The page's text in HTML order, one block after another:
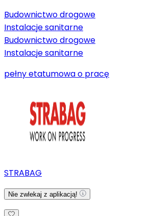
Budownictwo drogowe
Instalacje sanitarne
Budownictwo drogowe
Instalacje sanitarne
pełny etatumowa o pracę
STRABAG
Nie zwlekaj z aplikacją!